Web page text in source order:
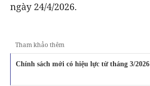
ngày 24/4/2026.
Tham khảo thêm
Chính sách mới có hiệu lực từ tháng 3/2026